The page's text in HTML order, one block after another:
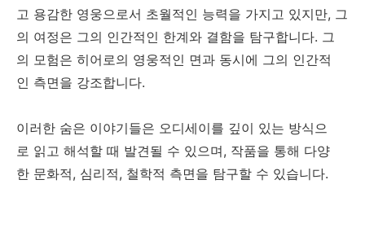
고 용감한 영웅으로서 초월적인 능력을 가지고 있지만, 그
의 여정은 그의 인간적인 한계와 결함을 탐구합니다. 그
의 모험은 히어로의 영웅적인 면과 동시에 그의 인간적
인 측면을 강조합니다.
이러한 숨은 이야기들은 오디세이를 깊이 있는 방식으
로 읽고 해석할 때 발견될 수 있으며, 작품을 통해 다양
한 문화적, 심리적, 철학적 측면을 탐구할 수 있습니다.